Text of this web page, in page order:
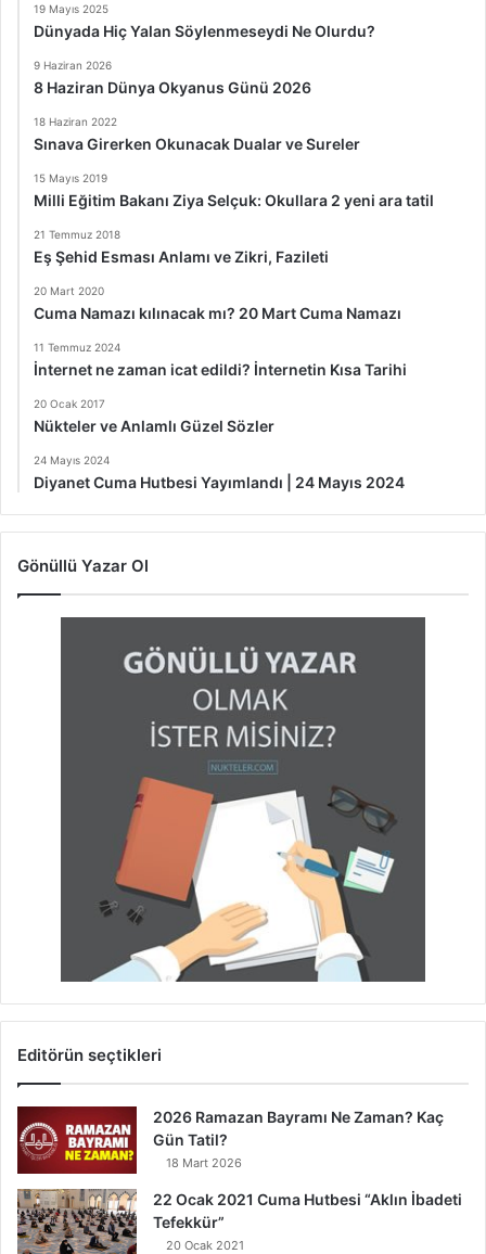
19 Mayıs 2025
Dünyada Hiç Yalan Söylenmeseydi Ne Olurdu?
9 Haziran 2026
8 Haziran Dünya Okyanus Günü 2026
18 Haziran 2022
Sınava Girerken Okunacak Dualar ve Sureler
15 Mayıs 2019
Milli Eğitim Bakanı Ziya Selçuk: Okullara 2 yeni ara tatil
21 Temmuz 2018
Eş Şehid Esması Anlamı ve Zikri, Fazileti
20 Mart 2020
Cuma Namazı kılınacak mı? 20 Mart Cuma Namazı
11 Temmuz 2024
İnternet ne zaman icat edildi? İnternetin Kısa Tarihi
20 Ocak 2017
Nükteler ve Anlamlı Güzel Sözler
24 Mayıs 2024
Diyanet Cuma Hutbesi Yayımlandı | 24 Mayıs 2024
Gönüllü Yazar Ol
Editörün seçtikleri
2026 Ramazan Bayramı Ne Zaman? Kaç
Gün Tatil?
18 Mart 2026
22 Ocak 2021 Cuma Hutbesi “Aklın İbadeti
Tefekkür”
20 Ocak 2021